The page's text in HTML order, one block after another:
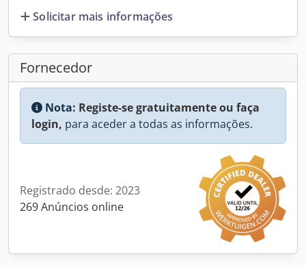
Solicitar mais informações
Fornecedor
Nota: Registe-se gratuitamente ou faça
login, para aceder a todas as informações.
Registrado desde: 2023
269 Anúncios online